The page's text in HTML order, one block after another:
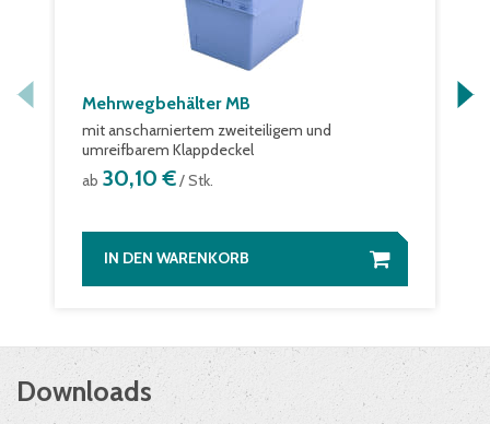
Mehrwegbehälter MB
mit anscharniertem zweiteiligem und
umreifbarem Klappdeckel
ab 30,10 €/ Stk.
IN DEN WARENKORB
Downloads